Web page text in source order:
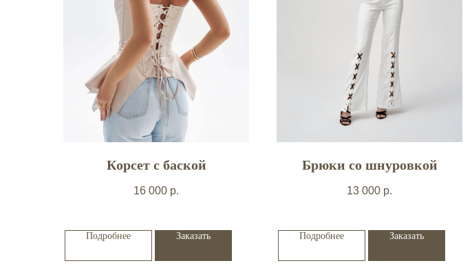
Корсет с баской
16 000 р.
Подробнее Заказать
Брюки со шнуровкой
13 000 р.
Подробнее Заказать